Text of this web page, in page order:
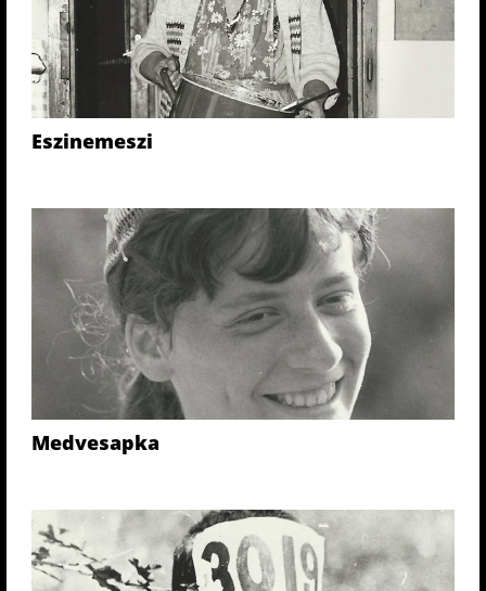
Eszinemeszi
Medvesapka